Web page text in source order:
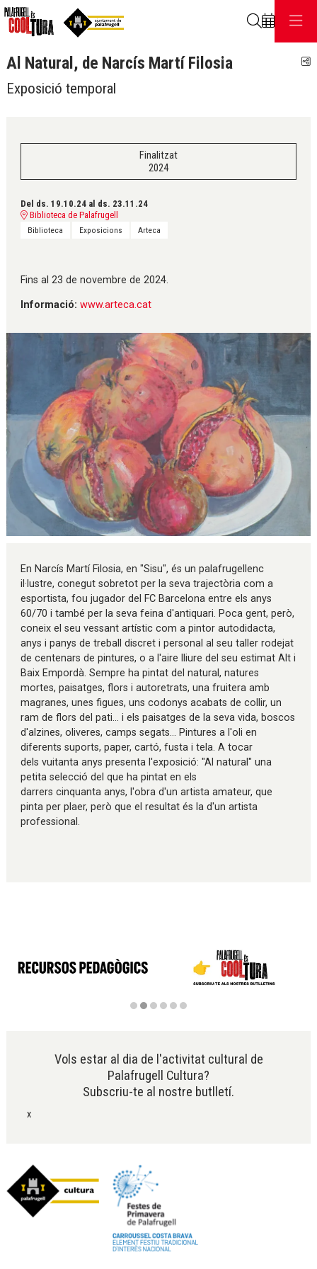
Al Natural, de Narcís Martí Filosia
Exposició temporal
Finalitzat
2024
Del ds. 19.10.24 al ds. 23.11.24
Biblioteca de Palafrugell
Biblioteca Exposicions Arteca
Fins al 23 de novembre de 2024.
Informació: www.arteca.cat
En Narcís Martí Filosia, en "Sisu", és un palafrugellenc
il·lustre, conegut sobretot per la seva trajectòria com a
esportista, fou jugador del FC Barcelona entre els anys
60/70 i també per la seva feina d'antiquari. Poca gent, però,
coneix el seu vessant artístic com a pintor autodidacta,
anys i panys de treball discret i personal al seu taller rodejat
de centenars de pintures, o a l'aire lliure del seu estimat Alt i
Baix Empordà. Sempre ha pintat del natural, natures
mortes, paisatges, flors i autoretrats, una fruitera amb
magranes, unes figues, uns codonys acabats de collir, un
ram de flors del pati... i els paisatges de la seva vida, boscos
d'alzines, oliveres, camps segats... Pintures a l'oli en
diferents suports, paper, cartó, fusta i tela. A tocar
dels vuitanta anys presenta l'exposició: "Al natural" una
petita selecció del que ha pintat en els
darrers cinquanta anys, l'obra d'un artista amateur, que
pinta per plaer, però que el resultat és la d'un artista
professional.
Vols estar al dia de l'activitat cultural de
Palafrugell Cultura?
Subscriu-te al nostre butlletí.
x